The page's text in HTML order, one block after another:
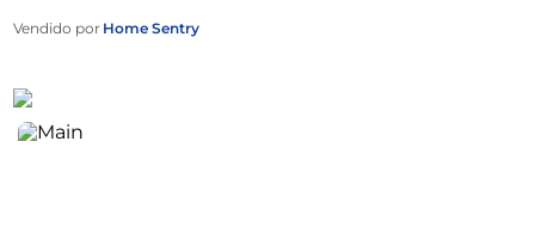
Vendido por Home Sentry